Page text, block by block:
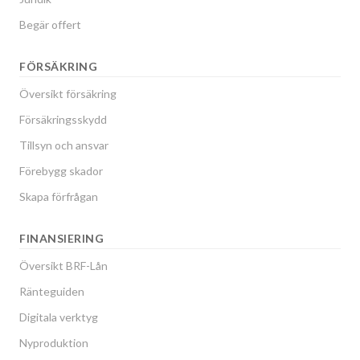
Begär offert
FÖRSÄKRING
Översikt försäkring
Försäkringsskydd
Tillsyn och ansvar
Förebygg skador
Skapa förfrågan
FINANSIERING
Översikt BRF-Lån
Ränteguiden
Digitala verktyg
Nyproduktion